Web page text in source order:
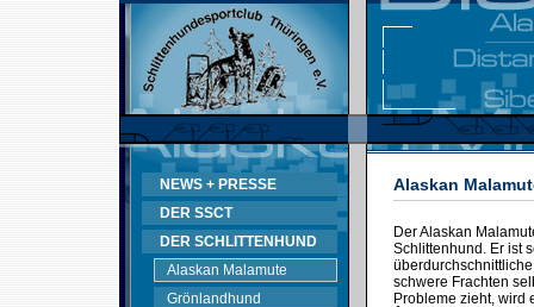
NEWS + PRESSE
DER SSCT
DER SCHLITTENHUND
Alaskan Malamute
Grönlandhund
Alaskan
Der Alaskan
Schlittenhund. Er ist
schwere Frachten
Probleme zieht, wird